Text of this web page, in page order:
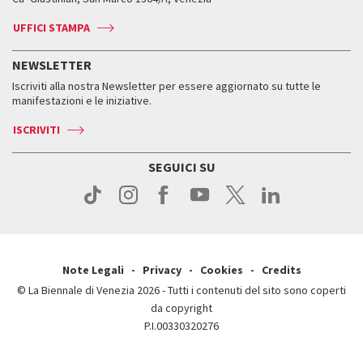
Press
Accrediti
Come raggiungerci
Biglietti
Accrediti
Come raggiungerci
Contatti
Press
Press
Leone d’argento
Edizioni passate
Orari e sedi
Biglietti
Servizi al pubblico
Come raggiungerci
Contatti
ASAC DATI
Storia
Orari e sedi
UFFICI STAMPA
NEWSLETTER
Iscriviti alla nostra Newsletter per essere aggiornato su tutte le
manifestazioni e le iniziative.
ISCRIVITI
SEGUICI SU
Note Legali Privacy Cookies
Credits
© La Biennale di Venezia 2026 - Tutti i contenuti del sito sono coperti
da copyright
P.I.00330320276